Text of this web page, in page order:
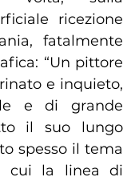
ricezione
fatalmente
“Un pittore
e inquieto,
e di grande
il suo lungo
spesso il tema
cui la linea di